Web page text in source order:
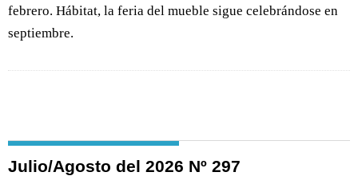
febrero. Hábitat, la feria del mueble sigue celebrándose en
septiembre.
Julio/Agosto del 2026 Nº 297